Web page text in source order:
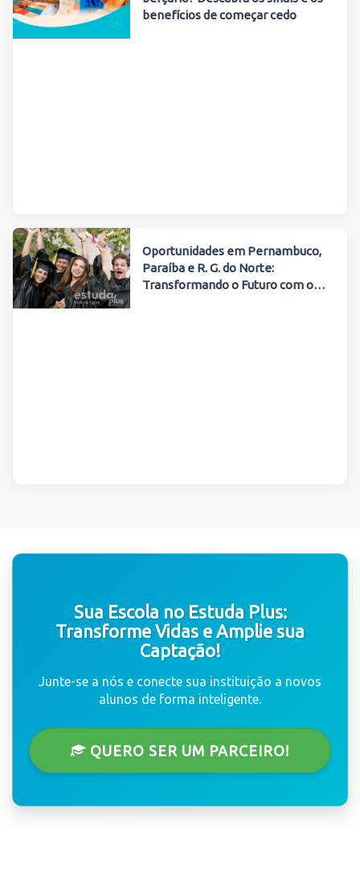
benefícios de começar cedo
Oportunidades em Pernambuco,
Paraíba e R. G. do Norte:
Transformando o Futuro com o
Sua Escola no Estuda Plus:
Transforme Vidas e Amplie sua
Captação!
Junte-se a nós e conecte sua instituição a novos
alunos de forma inteligente.
QUERO SER UM PARCEIRO!